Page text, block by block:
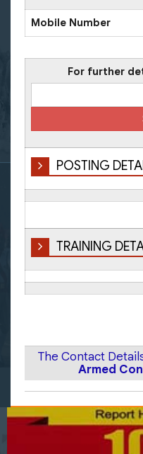
Mobile Number
For further
POSTING
TRAINING
The Contact
Armed